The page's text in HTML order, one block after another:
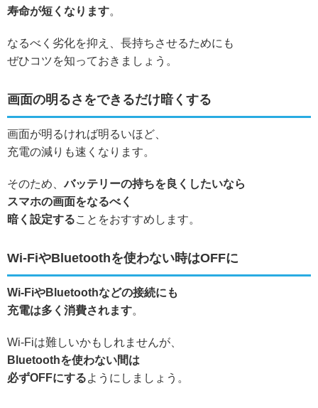
寿命が短くなります。
なるべく劣化を抑え、長持ちさせるためにも
ぜひコツを知っておきましょう。
画面の明るさをできるだけ暗くする
画面が明るければ明るいほど、
充電の減りも速くなります。
そのため、バッテリーの持ちを良くしたいなら
スマホの画面をなるべく
暗く設定することをおすすめします。
Wi-FiやBluetoothを使わない時はOFFに
Wi-FiやBluetoothなどの接続にも
充電は多く消費されます。
Wi-Fiは難しいかもしれませんが、
Bluetoothを使わない間は
必ずOFFにするようにしましょう。